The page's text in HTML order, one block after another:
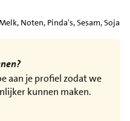
Noten, Pinda's, Sesam, Soja
aan je profiel zodat we
kunnen maken.